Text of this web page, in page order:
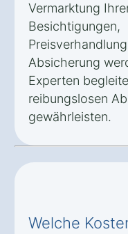
Vermarktung
Besichtigungen,
Absicherung
Experten
reibungslosen
gewährleisten.
Welche